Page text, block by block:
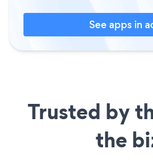
See apps in
Trusted by
the